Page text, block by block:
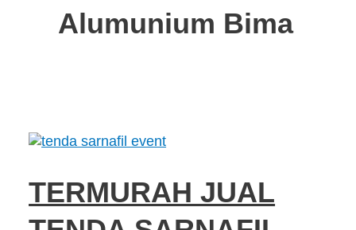
Alumunium Bima
TERMURAH JUAL